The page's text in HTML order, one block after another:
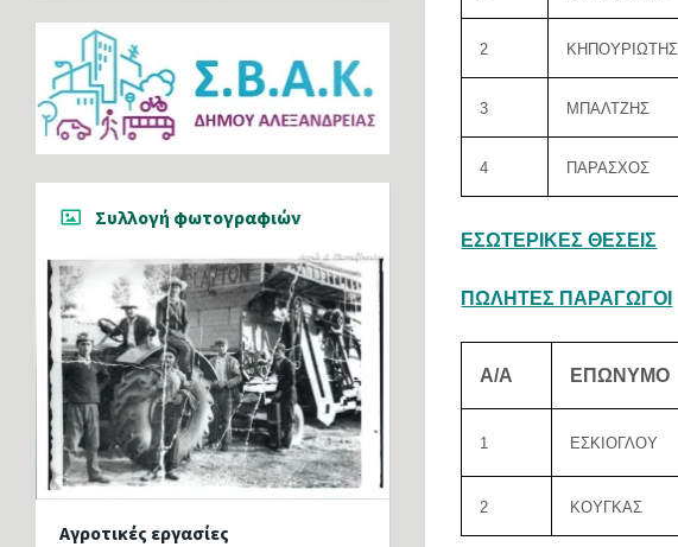
2 ΚΗΠΟΥΡΙΩΤΗΣ
3 ΜΠΑΛΤΖΗΣ
4 ΠΑΡΑΣΧΟΣ
ΕΣΩΤΕΡΙΚΕΣ ΘΕΣΕΙΣ
ΠΩΛΗΤΕΣ ΠΑΡΑΓΩΓΟΙ
Α/Α ΕΠΩΝΥΜΟ
1 ΕΣΚΙΟΓΛΟΥ
2 ΚΟΥΓΚΑΣ
Συλλογή φωτογραφιών
Αγροτικές εργασίες